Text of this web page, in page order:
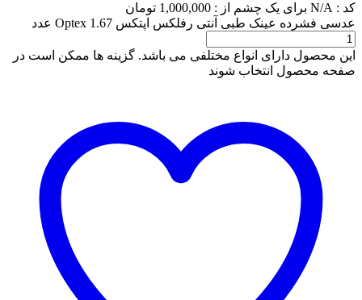
کد : N/A برای یک چشم از : 1,000,000 تومان
عدسی فشرده عینک طبی آنتی رفلکس اپتکس Optex 1.67 عدد
این محصول دارای انواع مختلفی می باشد. گزینه ها ممکن است در
صفحه محصول انتخاب شوند